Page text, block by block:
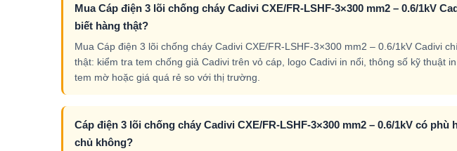
Mua Cáp điện 3 lõi chống cháy Cadivi CXE/FR-LSHF-3×300 mm2 – 0.6/1kV
biết hàng thật?
Mua Cáp điện 3 lõi chống cháy Cadivi CXE/FR-LSHF-3×300 mm2 – 0.6/1kV Cadivi
thật: kiểm tra tem chống giả Cadivi trên vỏ cáp, logo Cadivi in nổi, thông số kỹ thuật
tem mờ hoặc giá quá rẻ so với thị trường.
Cáp điện 3 lõi chống cháy Cadivi CXE/FR-LSHF-3×300 mm2 – 0.6/1kV có
chủ không?